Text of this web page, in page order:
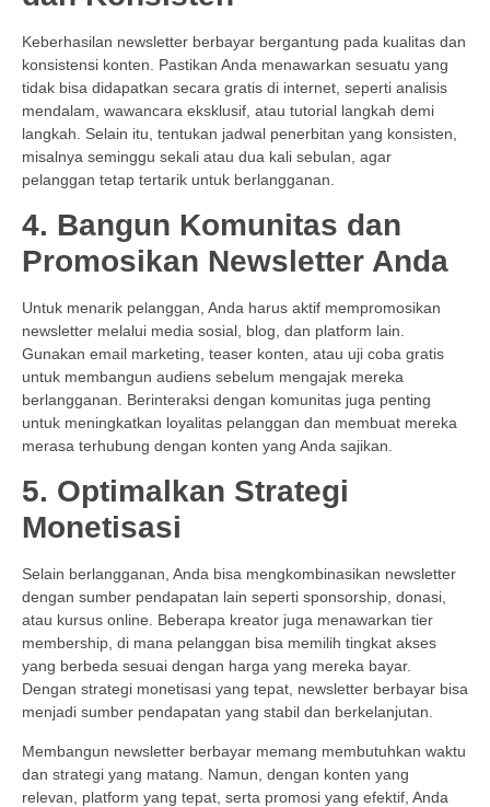
Keberhasilan newsletter berbayar bergantung pada kualitas dan
konsistensi konten. Pastikan Anda menawarkan sesuatu yang
tidak bisa didapatkan secara gratis di internet, seperti analisis
mendalam, wawancara eksklusif, atau tutorial langkah demi
langkah. Selain itu, tentukan jadwal penerbitan yang konsisten,
misalnya seminggu sekali atau dua kali sebulan, agar
pelanggan tetap tertarik untuk berlangganan.
4. Bangun Komunitas dan
Promosikan Newsletter Anda
Untuk menarik pelanggan, Anda harus aktif mempromosikan
newsletter melalui media sosial, blog, dan platform lain.
Gunakan email marketing, teaser konten, atau uji coba gratis
untuk membangun audiens sebelum mengajak mereka
berlangganan. Berinteraksi dengan komunitas juga penting
untuk meningkatkan loyalitas pelanggan dan membuat mereka
merasa terhubung dengan konten yang Anda sajikan.
5. Optimalkan Strategi
Monetisasi
Selain berlangganan, Anda bisa mengkombinasikan newsletter
dengan sumber pendapatan lain seperti sponsorship, donasi,
atau kursus online. Beberapa kreator juga menawarkan tier
membership, di mana pelanggan bisa memilih tingkat akses
yang berbeda sesuai dengan harga yang mereka bayar.
Dengan strategi monetisasi yang tepat, newsletter berbayar bisa
menjadi sumber pendapatan yang stabil dan berkelanjutan.
Membangun newsletter berbayar memang membutuhkan waktu
dan strategi yang matang. Namun, dengan konten yang
relevan, platform yang tepat, serta promosi yang efektif, Anda